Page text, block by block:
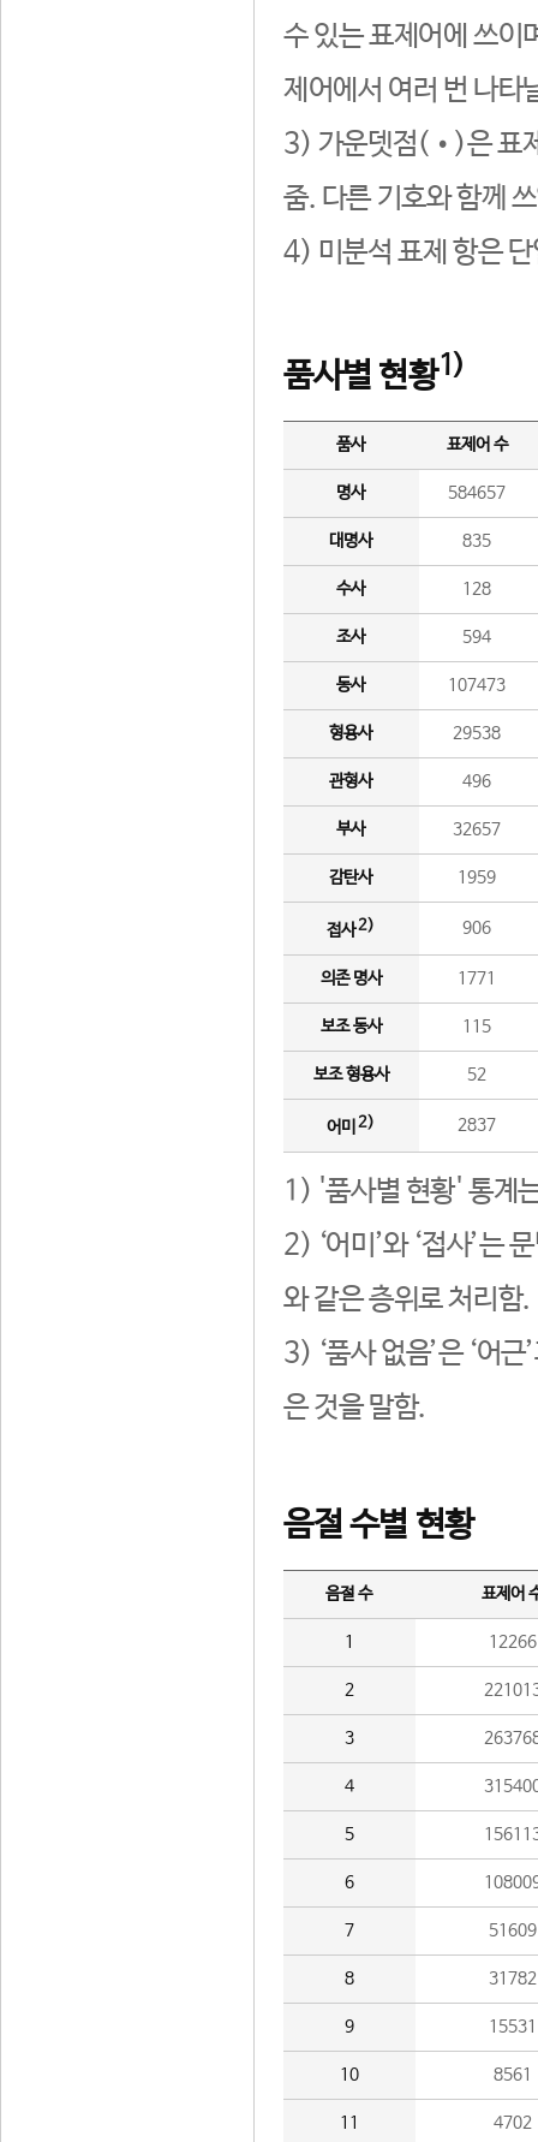
수 있는 표제어에 쓰이
제어에서 여러 번 나타
3) 가운뎃점(•)은 표
줌. 다른 기호와 함께
4) 미분석 표제 항은
품사별 현황1)
품사 표제어 수
명사 584657
대명사 835
수사 128
조사 594
동사 107473
형용사 29538
관형사 496
부사 32657
감탄사 1959
접사2) 906
의존 명사 1771
보조 동사 115
보조 형용사 52
어미 2) 2837
1) '품사별 현황' 통계
2) ‘어미’와 ‘접사’는
와 같은 층위로 처리함.
3) ‘품사 없음’은 ‘어
은 것을 말함.
음절 수별 현황
음절 수 표제어
1 12266
2
3
4
5
6
7 51609
8 31782
9 15531
10 8561
11 4702